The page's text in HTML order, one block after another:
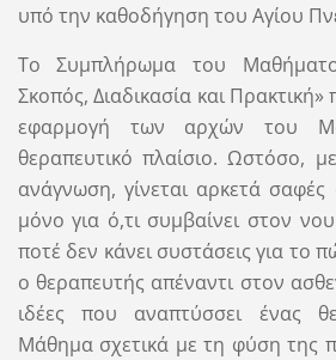
υπό την καθοδήγηση του Αγίου
Το Συμπλήρωμα του
Σκοπός, Διαδικασία και Πρακτική»
εφαρμογή των αρχών του
θεραπευτικό πλαίσιο. Ωστόσο,
ανάγνωση, γίνεται αρκετά σαφές
μόνο για ό,τι συμβαίνει στον
ποτέ δεν κάνει συστάσεις για το
ο θεραπευτής απέναντι στον
ιδέες που αναπτύσσει ένας
Μάθημα σχετικά με τη φύση της